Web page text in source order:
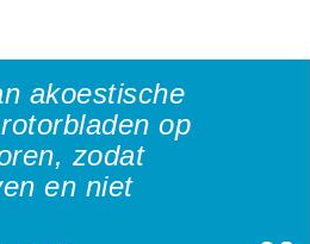
akoestische
op
zodat
en niet